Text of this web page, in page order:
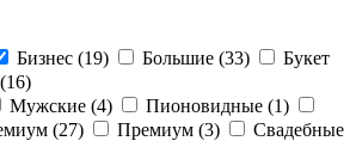
Бизнес (19) Большие (33)
Букет
16)
Мужские (4) Пионовидные (1)
(27) Премиум (3)
Свадебные